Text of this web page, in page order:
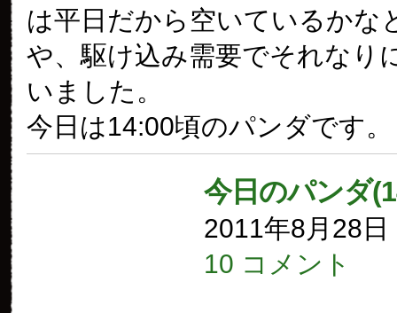
は平日だから空いているかな
や、駆け込み需要でそれなり
いました。
今日は14:00頃のパンダです。
今日のパンダ
2011年8月28日
10 コメント